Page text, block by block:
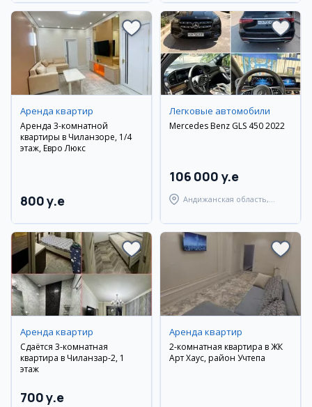
Аренда квартир
Аренда 3-комнатной
квартиры в Чиланзоре, 1/4
этаж, Евро Люкс
800 y.e
Легковые автомобили
Mercedes Benz GLS 450 2022
106 000 y.e
Андижанская область,
Аренда квартир
Сдаётся 3-комнатная
квартира в Чиланзар-2, 1
этаж
700 y.e
Аренда квартир
2-комнатная квартира в ЖК
Арт Хаус, район Учтепа